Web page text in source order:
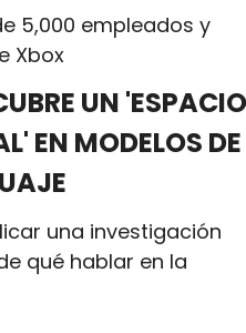
5,000 empleados y
Xbox
UN 'ESPACIO
EN MODELOS DE
una investigación
qué hablar en la